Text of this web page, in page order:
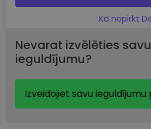
Kā nopirkt
Nevarat izvēlēties
ieguldījumu?
Izveidojiet savu ieguldījumu